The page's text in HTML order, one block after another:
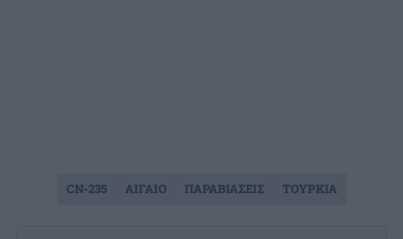
CN-235 ΑΙΓΑΙΟ ΠΑΡΑΒΙΑΣΕΙΣ ΤΟΥΡΚΙΑ